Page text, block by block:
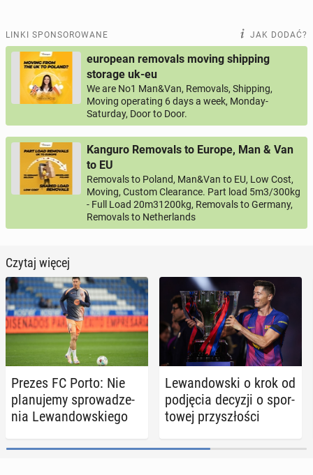
LINKI SPONSOROWANE JAK DODAĆ?
european removals moving shipping
storage uk-eu
We are No1 Man&Van, Removals, Shipping,
Moving operating 6 days a week, Monday-
Saturday, Door to Door.
Kanguro Removals to Europe, Man & Van
to EU
Removals to Poland, Man&Van to EU, Low Cost,
Moving, Custom Clearance. Part load 5m3/300kg
- Full Load 20m31200kg, Removals to Germany,
Removals to Netherlands
Czytaj więcej
Prezes FC Porto: Nie
pla­nu­je­my spro­wa­dze­
nia Le­wan­dow­skie­go
Le­wan­dow­ski o krok od
pod­ję­cia decyzji o spor­
to­wej przy­szło­ści